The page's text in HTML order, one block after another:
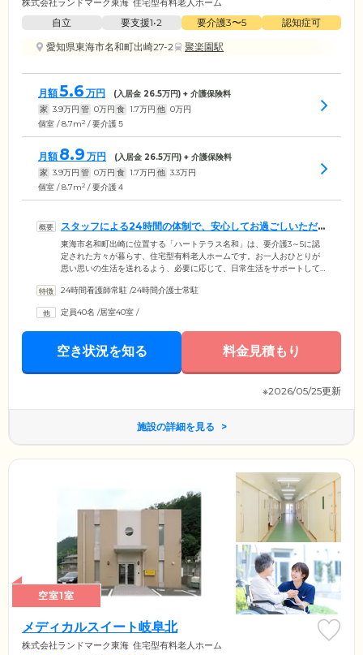
株式会社ランドマーク東海 住宅型有料老人ホーム
自立 要支援1•2 要介護3〜5
認知症可
愛知県東海市名和町出崎27-2
聚楽園駅
月額5.6 万円 (入居金 26.5万円) + 介護保険料
家 3.9万円 管 0万円 食 1.7万円 他 0万円
個室 / 8.7m2 / 要介護５
月額 8.9 万円 (入居金 26.5万円) + 介護保険料
家 3.9万円 管 0万円 食 1.7万円 他 3.3万円
個室 / 8.7m2 / 要介護４
スタッフによる24時間の体制で、安心してお過ごしいただ
けます
東海市名和町出崎に位置する「ハートテラス名和」は、要介護3～5に認
定された方々が暮らす、住宅型有料老人ホームです。お一人おひとりが
思い思いの生活を送れるよう、必要に応じて、日常生活をサポートして
お過ごしいただける取り組みを実施しています。日中は、ご入居者様と
な見回りを行い、ご入居者様の安否を確認しています。おひとりで体調
を崩されたとしても、迅速に発見・対応ができる体制が整っていますの
24時間看護師常駐 /24時間介護士常駐
定員40名 /居室40室 /
空き状況を知る 料金見積もり
※2026/05/25更新
施設の詳細を見る
空室1室
メディカルスイート岐阜北
株式会社ランドマーク東海 住宅型有料老人ホーム